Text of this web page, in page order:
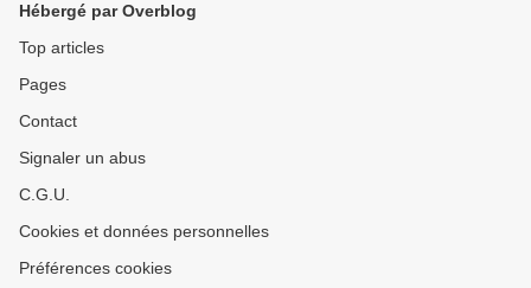
indique qu’elles sont
Hébergé par Overblog
Top articles
Pages
Contact
Signaler un abus
C.G.U.
Cookies et données personnelles
Préférences cookies